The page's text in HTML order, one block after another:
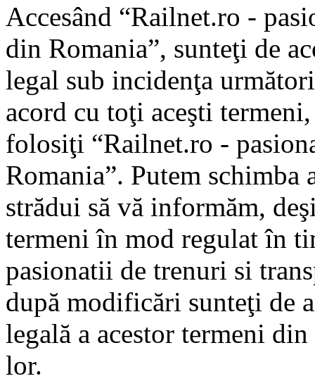
Accesând “Railnet.ro -
din Romania”, sunteţi de
legal sub incidenţa
acord cu toţi aceşti
folosiţi “Railnet.ro -
Romania”. Putem
strădui să vă informăm,
termeni în mod regulat în
pasionatii de trenuri si
după modificări sunteţi de
legală a acestor termeni
lor.